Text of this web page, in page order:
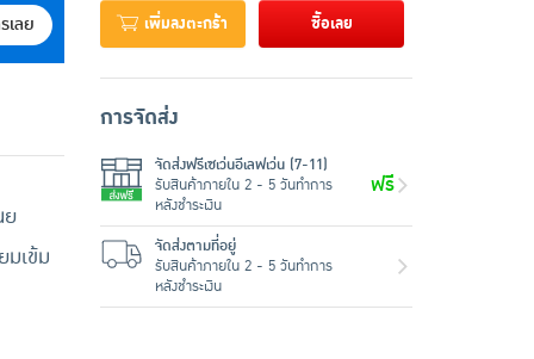
เลย
เข้ม
เพิ่มลงตะกร้า ซื้อเลย
การจัดส่ง
จัดส่งฟรีเซเว่นอีเลฟเว่น (7-11)
รับสินค้าภายใน 2 - 5 วันทำการ
หลังชำระเงิน
ฟรี
จัดส่งตามที่อยู่
รับสินค้าภายใน 2 - 5 วันทำการ
หลังชำระเงิน